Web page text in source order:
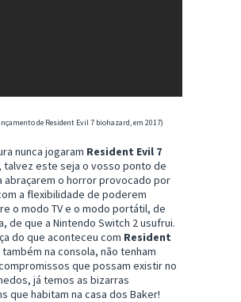
de Resident Evil 7 biohazard, em 2017)
nunca jogaram Resident Evil 7
, talvez este seja o vosso ponto de
abraçarem o horror provocado por
a flexibilidade de poderem
o modo TV e o modo portátil, de
de que a Nintendo Switch 2 usufrui.
do que aconteceu com Resident
também na consola, não tenham
que possam existir no
já temos as bizarras
que habitam na casa dos Baker!